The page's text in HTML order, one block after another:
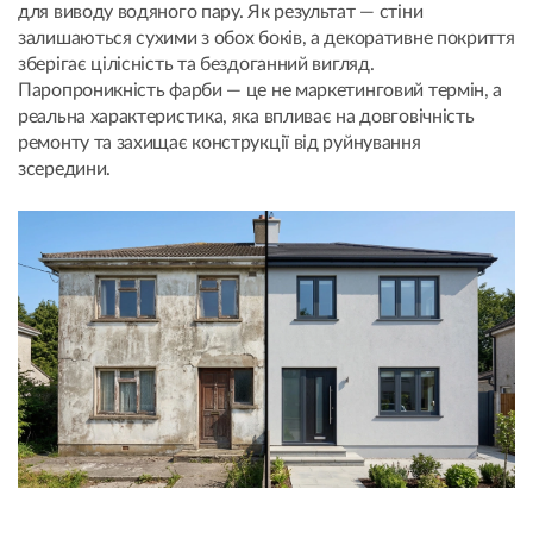
для виводу водяного пару. Як результат — стіни
залишаються сухими з обох боків, а декоративне покриття
зберігає цілісність та бездоганний вигляд.
Паропроникність фарби — це не маркетинговий термін, а
реальна характеристика, яка впливає на довговічність
ремонту та захищає конструкції від руйнування
зсередини.